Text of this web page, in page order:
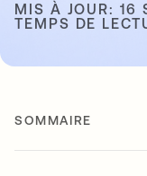
MIS À JOUR: 16
TEMPS DE
SOMMAIRE